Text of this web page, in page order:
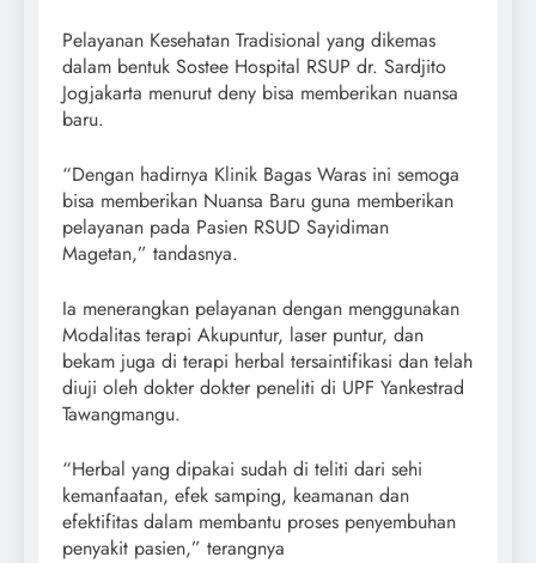
Pelayanan Kesehatan Tradisional yang dikemas
dalam bentuk Sostee Hospital RSUP dr. Sardjito
Jogjakarta menurut deny bisa memberikan nuansa
baru.
“Dengan hadirnya Klinik Bagas Waras ini semoga
bisa memberikan Nuansa Baru guna memberikan
pelayanan pada Pasien RSUD Sayidiman
Magetan,” tandasnya.
Ia menerangkan pelayanan dengan menggunakan
Modalitas terapi Akupuntur, laser puntur, dan
bekam juga di terapi herbal tersaintifikasi dan telah
diuji oleh dokter dokter peneliti di UPF Yankestrad
Tawangmangu.
“Herbal yang dipakai sudah di teliti dari sehi
kemanfaatan, efek samping, keamanan dan
efektifitas dalam membantu proses penyembuhan
penyakit pasien,” terangnya